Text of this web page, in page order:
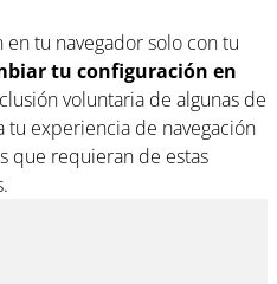
en tu navegador solo con tu
tu configuración en
voluntaria de algunas de
tu experiencia de navegación
que requieran de estas